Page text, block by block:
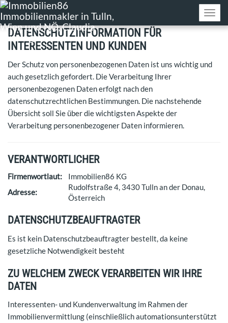
DATENSCHUTZINFORMATION FÜR
INTERESSENTEN UND KUNDEN
Der Schutz von personenbezogenen Daten ist uns wichtig und
auch gesetzlich gefordert. Die Verarbeitung Ihrer
personenbezogenen Daten erfolgt nach den
datenschutzrechtlichen Bestimmungen. Die nachstehende
Übersicht soll Sie über die wichtigsten Aspekte der
Verarbeitung personenbezogener Daten informieren.
VERANTWORTLICHER
Firmenwortlaut:
Immobilien86 KG
Adresse:
Rudolfstraße 4, 3430 Tulln an der Donau,
Österreich
DATENSCHUTZBEAUFTRAGTER
Es ist kein Datenschutzbeauftragter bestellt, da keine
gesetzliche Notwendigkeit besteht
ZU WELCHEM ZWECK VERARBEITEN WIR IHRE
DATEN
Interessenten- und Kundenverwaltung im Rahmen der
Immobilienvermittlung (einschließlich automationsunterstützt